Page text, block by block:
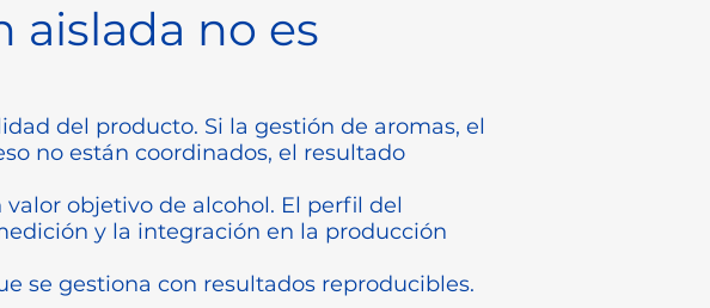
aislada no es
del producto. Si la gestión de aromas, el
no están coordinados, el resultado
objetivo de alcohol. El perfil del
y la integración en la producción
se gestiona con resultados reproducibles.